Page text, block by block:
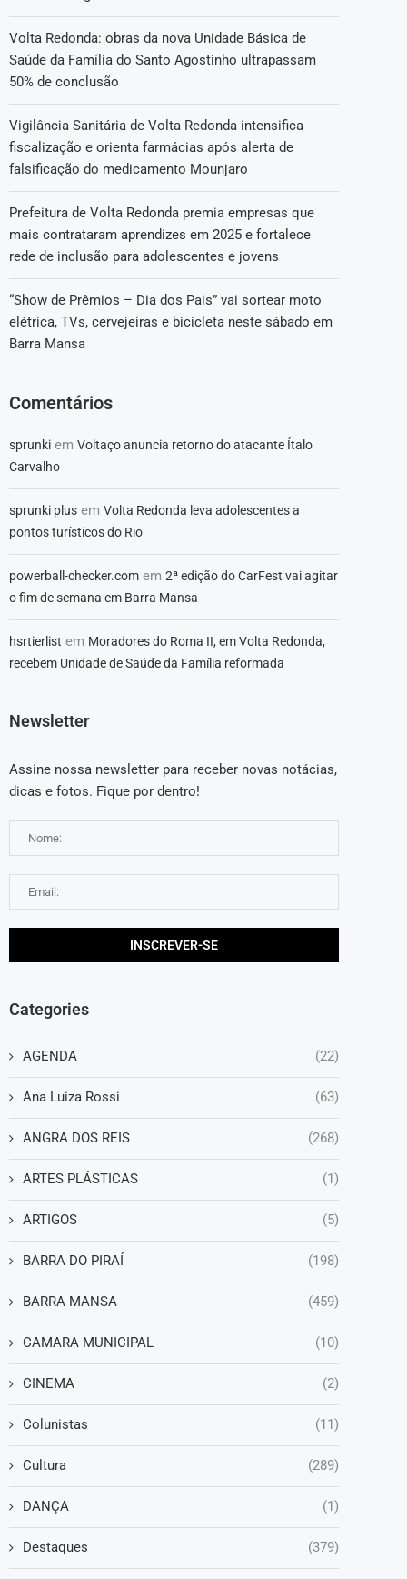
Volta Redonda: obras da nova Unidade Básica de
Saúde da Família do Santo Agostinho ultrapassam
50% de conclusão
Vigilância Sanitária de Volta Redonda intensifica
fiscalização e orienta farmácias após alerta de
falsificação do medicamento Mounjaro
Prefeitura de Volta Redonda premia empresas que
mais contrataram aprendizes em 2025 e fortalece
rede de inclusão para adolescentes e jovens
“Show de Prêmios – Dia dos Pais” vai sortear moto
elétrica, TVs, cervejeiras e bicicleta neste sábado em
Barra Mansa
Comentários
sprunki em Voltaço anuncia retorno do atacante Ítalo
Carvalho
sprunki plus em Volta Redonda leva adolescentes a
pontos turísticos do Rio
powerball-checker.com em 2ª edição do CarFest vai agitar
o fim de semana em Barra Mansa
hsrtierlist em Moradores do Roma II, em Volta Redonda,
recebem Unidade de Saúde da Família reformada
Newsletter
Assine nossa newsletter para receber novas notácias,
dicas e fotos. Fique por dentro!
Categories
AGENDA (22)
Ana Luiza Rossi (63)
ANGRA DOS REIS (268)
ARTES PLÁSTICAS (1)
ARTIGOS (5)
BARRA DO PIRAÍ (198)
BARRA MANSA (459)
CAMARA MUNICIPAL (10)
CINEMA (2)
Colunistas (11)
Cultura (289)
DANÇA (1)
Destaques (379)